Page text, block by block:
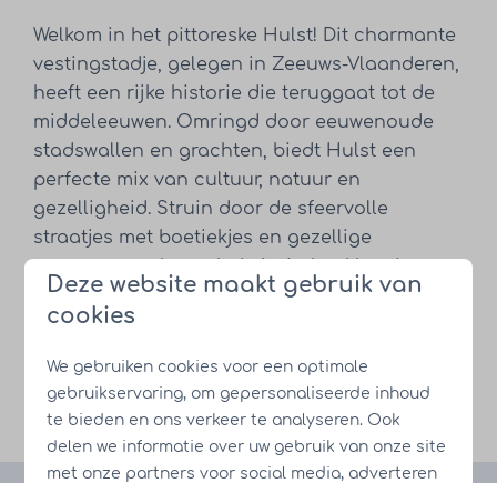
Welkom in het pittoreske Hulst! Dit charmante
vestingstadje, gelegen in Zeeuws-Vlaanderen,
heeft een rijke historie die teruggaat tot de
middeleeuwen. Omringd door eeuwenoude
stadswallen en grachten, biedt Hulst een
perfecte mix van cultuur, natuur en
gezelligheid. Struin door de sfeervolle
straatjes met boetiekjes en gezellige
basiliek van Sint-Willibrordus, een iconisch
middelpunt van de stad. Hulst is ook een
wandeltochten door het rustige, weidse
landschap. Een must-see tijdens je verblijf!
Deze website maakt gebruik van
cookies
We gebruiken cookies voor een optimale
gebruikservaring, om gepersonaliseerde inhoud
te bieden en ons verkeer te analyseren. Ook
delen we informatie over uw gebruik van onze site
met onze partners voor social media, adverteren